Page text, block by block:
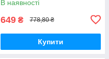
В наявності
649 ₴ 778,80 ₴
Купити